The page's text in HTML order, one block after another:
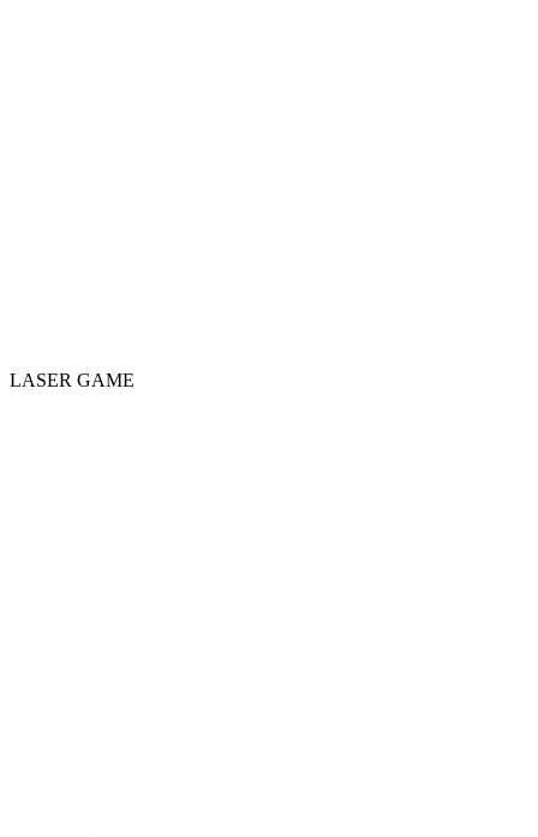
LASER GAME